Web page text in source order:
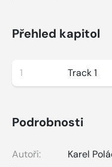
Přehled kapitol
1 Track 1
Podrobnosti
Autoři:
Karel